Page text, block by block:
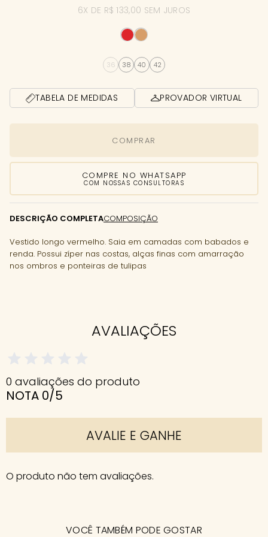
6X DE R$ 133,00 SEM JUROS
36 38 40 42
TABELA DE MEDIDAS PROVADOR VIRTUAL
COMPRAR
COMPRE NO WHATSAPP
COM NOSSAS CONSULTORAS
DESCRIÇÃO COMPLETACOMPOSIÇÃO
Vestido longo vermelho. Saia em camadas com babados e
renda. Possui zíper nas costas, alças finas com amarração
nos ombros e ponteiras de tulipas
AVALIAÇÕES
0 avaliações do produto
NOTA 0/5
AVALIE E GANHE
O produto não tem avaliações.
VOCÊ TAMBÉM PODE GOSTAR